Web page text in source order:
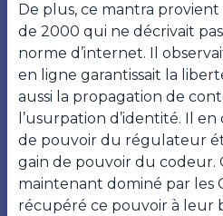
De plus, ce mantra
de 2000 qui ne décrivait
norme d’internet. Il
en ligne garantissait la
aussi la propagation de
l’usurpation d’identité. Il
de pouvoir du régulateur
gain de pouvoir du codeur.
maintenant dominé par les
récupéré ce pouvoir à leur